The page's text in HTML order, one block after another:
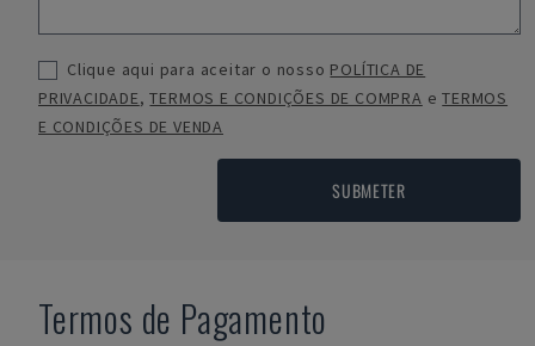
Clique aqui para aceitar o nosso POLÍTICA DE
PRIVACIDADE,TERMOS E CONDIÇÕES DE COMPRA eTERMOS
E CONDIÇÕES DE VENDA
SUBMETER
Termos de Pagamento